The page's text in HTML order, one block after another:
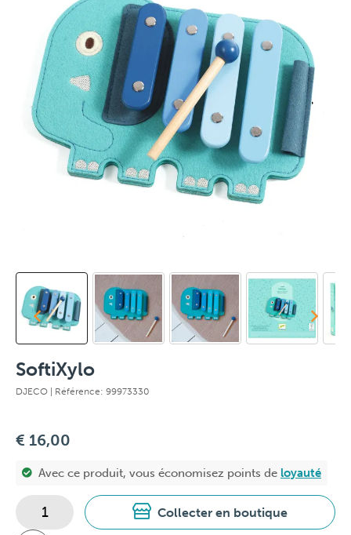
SoftiXylo
DJECO | Référence: 99973330
€ 16,00
Avec ce produit, vous économisez points de loyauté
Collecter en boutique